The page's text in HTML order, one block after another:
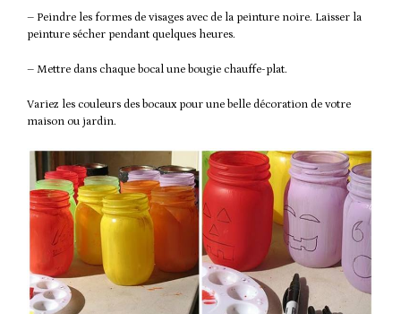
– Peindre les formes de visages avec de la peinture noire. Laisser la
peinture sécher pendant quelques heures.
– Mettre dans chaque bocal une bougie chauffe-plat.
Variez les couleurs des bocaux pour une belle décoration de votre
maison ou jardin.